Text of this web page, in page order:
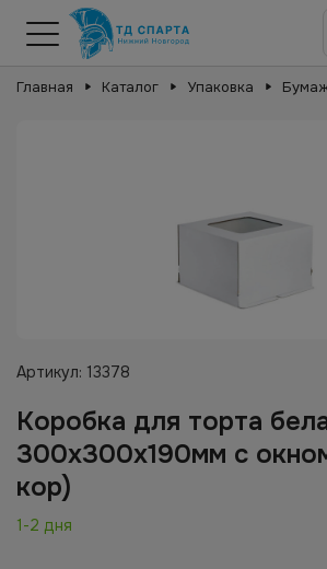
Главная Каталог Упаковка
Артикул: 13378
Коробка для торта
300х300х190мм с
кор)
1-2 дня